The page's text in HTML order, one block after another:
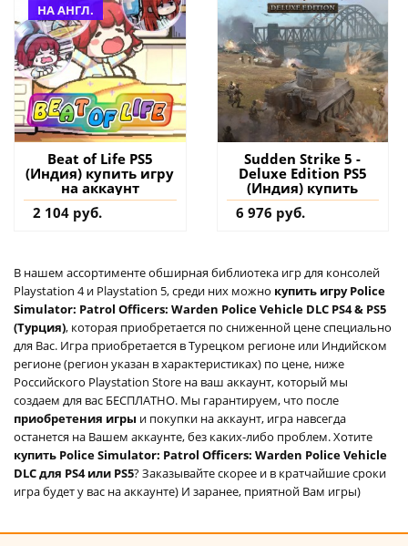
НА АНГЛ.
Beat of Life PS5
(Индия) купить игру
на аккаунт
2 104 руб.
Sudden Strike 5 -
Deluxe Edition PS5
(Индия) купить
6 976 руб.
В нашем ассортименте обширная библиотека игр для консолей
Playstation 4 и Playstation 5, среди них можно купить игру Police
Simulator: Patrol Officers: Warden Police Vehicle DLC PS4 & PS5
(Турция), которая приобретается по сниженной цене специально
для Вас. Игра приобретается в Турецком регионе или Индийском
регионе (регион указан в характеристиках) по цене, ниже
Российского Playstation Store на ваш аккаунт, который мы
создаем для вас БЕСПЛАТНО. Мы гарантируем, что после
приобретения игры и покупки на аккаунт, игра навсегда
останется на Вашем аккаунте, без каких-либо проблем. Хотите
купить Police Simulator: Patrol Officers: Warden Police Vehicle
DLC для PS4 или PS5? Заказывайте скорее и в кратчайшие сроки
игра будет у вас на аккаунте) И заранее, приятной Вам игры)